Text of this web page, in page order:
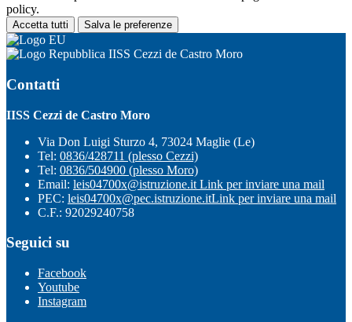
policy.
Accetta tutti Salva le preferenze
IISS Cezzi de Castro Moro
Contatti
IISS Cezzi de Castro Moro
Via Don Luigi Sturzo 4, 73024 Maglie (Le)
Tel: 0836/428711 (plesso Cezzi)
Tel: 0836/504900 (plesso Moro)
Email: leis04700x@istruzione.it Link per inviare una mail
PEC: leis04700x@pec.istruzione.itLink per inviare una mail
C.F.: 92029240758
Seguici su
Facebook
Youtube
Instagram